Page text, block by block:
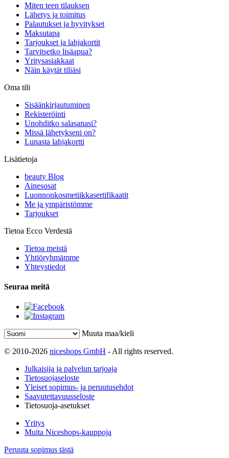
Miten teen tilauksen
Lähetys ja toimitus
Palautukset ja hyvitykset
Maksutapa
Tarjoukset ja lahjakortit
Tarvitsetko lisäapua?
Yritysasiakkaat
Näin käytät tiliäsi
Oma tili
Sisäänkirjautuminen
Rekisteröinti
Unohditko salasanasi?
Missä lähetykseni on?
Lunasta lahjakortti
Lisätietoja
beauty Blog
Ainesosat
Luonnonkosmetiikkasertifikaatit
Me ja ympäristömme
Tarjoukset
Tietoa Ecco Verdestä
Tietoa meistä
Yhtiöryhmämme
Yhteystiedot
Seuraa meitä
Muuta maa/kieli
© 2010-2026 niceshops GmbH - All rights reserved.
Julkaisija ja palvelun tarjoaja
Tietosuojaseloste
Yleiset sopimus- ja peruutusehdot
Saavutettavuusseloste
Tietosuoja-asetukset
Yritys
Muita Niceshops-kauppoja
Peruuta sopimus tästä